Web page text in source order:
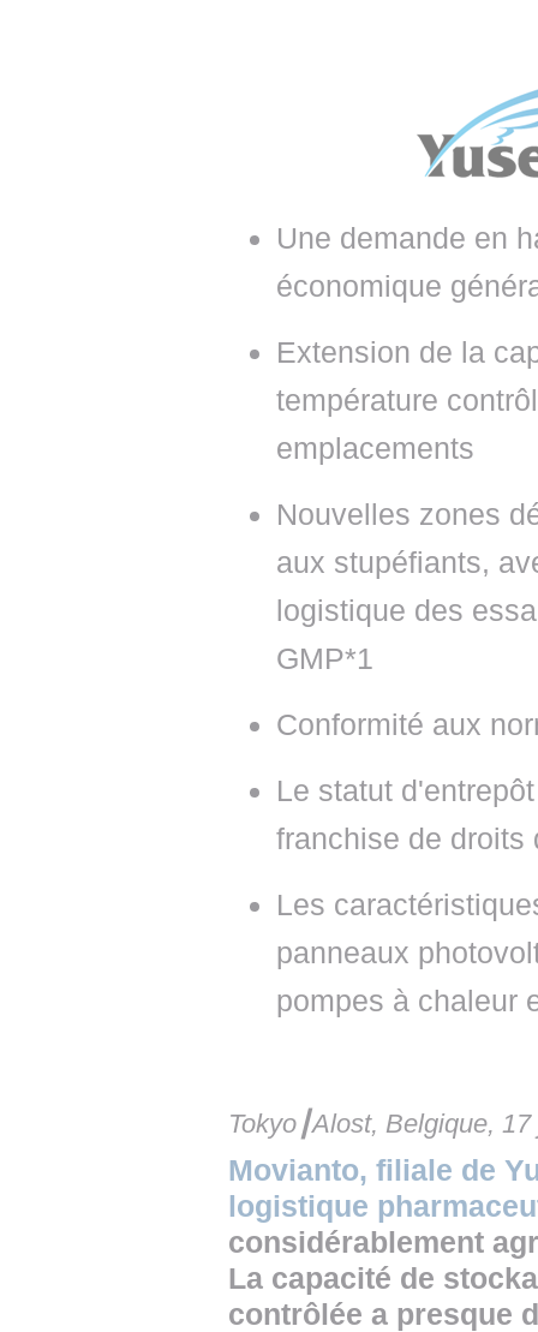
•
👉
Une demande en
économique
Extension de la
température
emplacements
Nouvelles zones
aux stupéfiants,
logistique des
GMP*1
Conformité aux
Le statut
franchise de droits
Les
panneaux
pompes à chaleur
Tokyo┃Alost, Belgique,
Movianto, filiale de
logistique
considérablement
La capacité de
contrôlée a presque